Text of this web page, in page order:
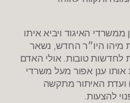
האיגוד ויביא איתו
היו״ר החדש, נשאר
לחדשות טובות. אולי האדם
אותו ענן אפור מעל משרדי
ועדת האיתור מתקשה
להצעות.